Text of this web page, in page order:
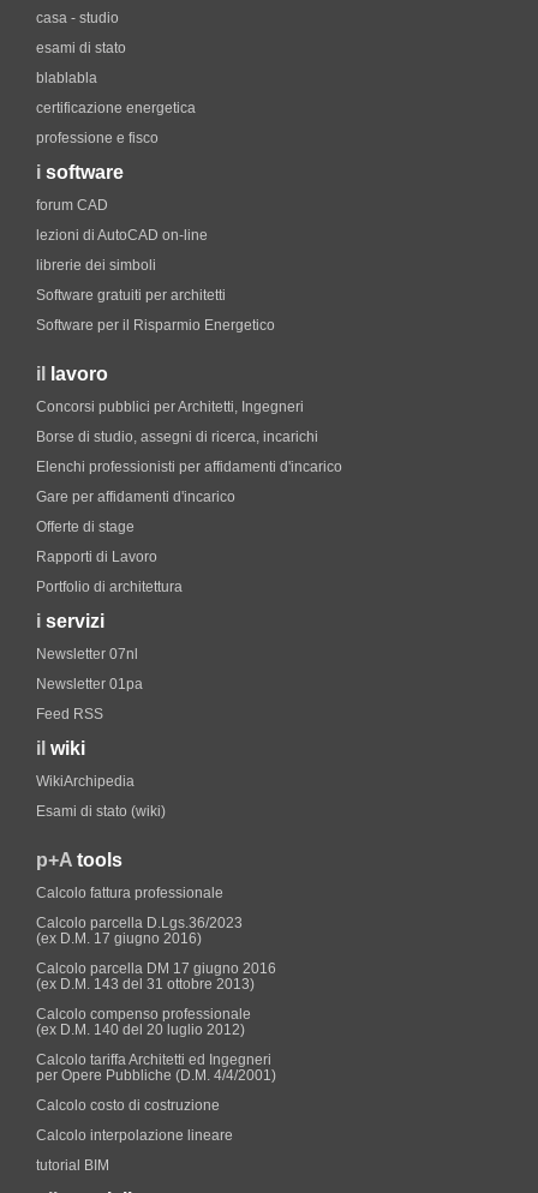
casa - studio
esami di stato
blablabla
certificazione energetica
professione e fisco
i software
forum CAD
lezioni di AutoCAD on-line
librerie dei simboli
Software gratuiti per architetti
Software per il Risparmio Energetico
il lavoro
Concorsi pubblici per Architetti, Ingegneri
Borse di studio, assegni di ricerca, incarichi
Elenchi professionisti per affidamenti d'incarico
Gare per affidamenti d'incarico
Offerte di stage
Rapporti di Lavoro
Portfolio di architettura
i servizi
Newsletter 07nl
Newsletter 01pa
Feed RSS
il wiki
WikiArchipedia
Esami di stato (wiki)
p+A tools
Calcolo fattura professionale
Calcolo parcella D.Lgs.36/2023
(ex D.M. 17 giugno 2016)
Calcolo parcella DM 17 giugno 2016
(ex D.M. 143 del 31 ottobre 2013)
Calcolo compenso professionale
(ex D.M. 140 del 20 luglio 2012)
Calcolo tariffa Architetti ed Ingegneri
per Opere Pubbliche (D.M. 4/4/2001)
Calcolo costo di costruzione
Calcolo interpolazione lineare
tutorial BIM